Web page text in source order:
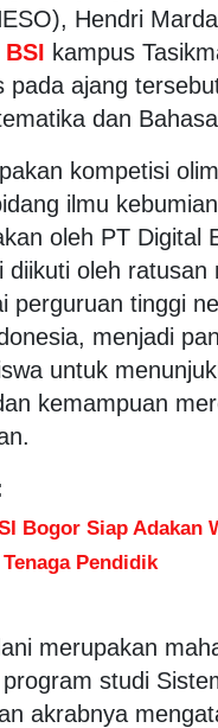
Hendri
kampus
pada ajang
dan
kompetisi
ilmu
oleh PT Digital
diikuti oleh ratusan
perguruan tinggi
menjadi
untuk
kemampuan
Bogor Siap Adakan
Pendidik
merupakan
studi
akrabnya